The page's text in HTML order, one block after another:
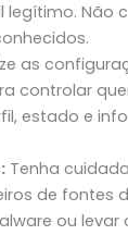
legítimo. Não
as
controlar
estado e
Tenha
de fontes
ou levar